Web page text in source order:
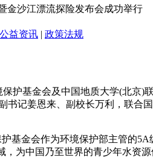
金沙江漂流探险发布会成功举行
公益资讯 | 政策法规
保护基金会及中国地质大学(北
记姜恩来、副校长万利，联
基金会作为环境保护部主管的
为中国乃至世界的青少年水资